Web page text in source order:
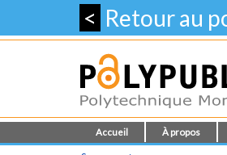
< Retour au
Accueil À propos